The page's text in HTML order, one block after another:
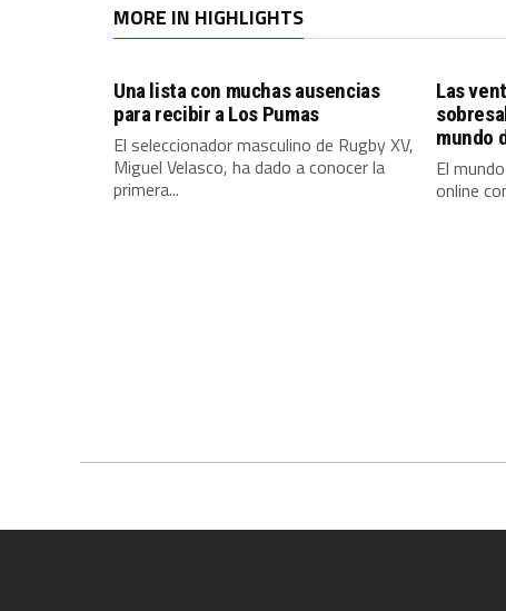
MORE IN HIGHLIGHTS
Una lista con muchas ausencias
para recibir a Los Pumas
El seleccionador masculino de Rugby XV,
Miguel Velasco, ha dado a conocer la
primera...
Las
mundo
El
online